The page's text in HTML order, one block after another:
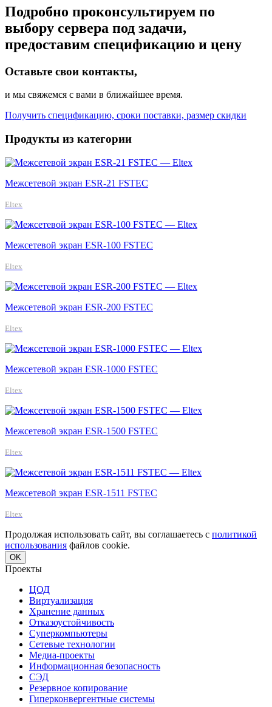
Подробно проконсультируем по
выбору сервера под задачи,
предоставим спецификацию и цену
Оставьте свои контакты,
и мы свяжемся с вами в ближайшее время.
Получить спецификацию, сроки поставки, размер скидки
Продукты из категории
Межсетевой экран ESR-21 FSTEC
Eltex
Межсетевой экран ESR-100 FSTEC
Eltex
Межсетевой экран ESR-200 FSTEC
Eltex
Межсетевой экран ESR-1000 FSTEC
Eltex
Межсетевой экран ESR-1500 FSTEC
Eltex
Межсетевой экран ESR-1511 FSTEC
Eltex
Продолжая использовать сайт, вы соглашаетесь с политикой
использования файлов cookie.
OK
Проекты
ЦОД
Виртуализация
Хранение данных
Отказоустойчивость
Суперкомпьютеры
Сетевые технологии
Медиа-проекты
Информационная безопасность
СЭД
Резервное копирование
Гиперконвергентные системы